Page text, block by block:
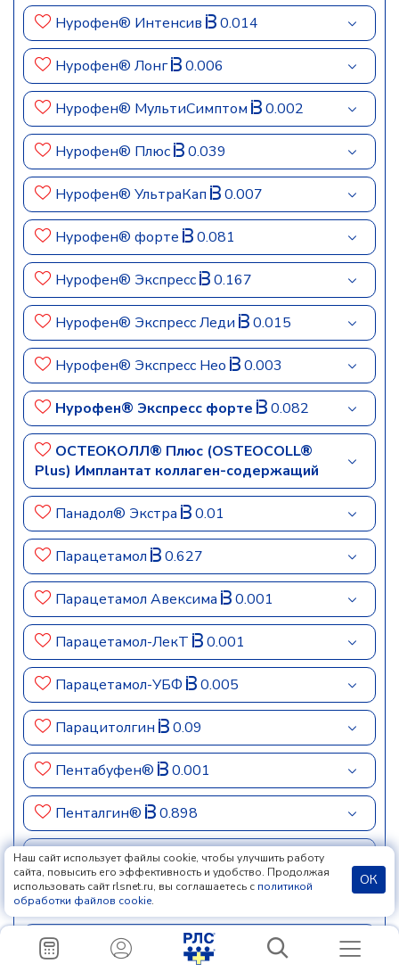
Нурофен® Интенсив 0.014
Нурофен® Лонг 0.006
Нурофен® МультиСимптом 0.002
Нурофен® Плюс 0.039
Нурофен® УльтраКап 0.007
Нурофен® форте 0.081
Нурофен® Экспресс 0.167
Нурофен® Экспресс Леди 0.015
Нурофен® Экспресс Нео 0.003
Нурофен® Экспресс форте 0.082
ОСТЕОКОЛЛ® Плюс (OSTEOCOLL®
Plus) Имплантат коллаген-содержащий
Панадол® Экстра 0.01
Парацетамол 0.627
Парацетамол Авексима 0.001
Парацетамол-ЛекТ 0.001
Парацетамол-УБФ 0.005
Парацитолгин 0.09
Пентабуфен® 0.001
Пенталгин® 0.898
Пенталгин® экстра-гель 0.006
Пенталгин®-ICN
Пентанов®-ICN 0.002
Наш сайт использует файлы cookie, чтобы улучшить работу
сайта, повысить его эффективность и удобство. Продолжая
использовать сайт rlsnet.ru, вы соглашаетесь с политикой
обработки файлов cookie.
ОК